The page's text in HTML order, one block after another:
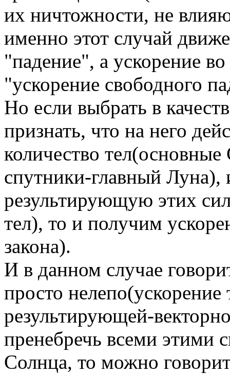
их ничтожности, не
именно этот случай
"падение", а ускорение
"ускорение свободного
Но если выбрать в
признать, что на него
количество
спутники-главный Луна),
результирующую этих
тел), то и получим
закона).
И в данном случае
просто
результирующей-
пренебречь всеми этими
Солнца, то можно